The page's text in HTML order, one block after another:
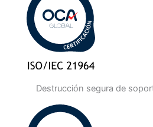
Destrucción segura de